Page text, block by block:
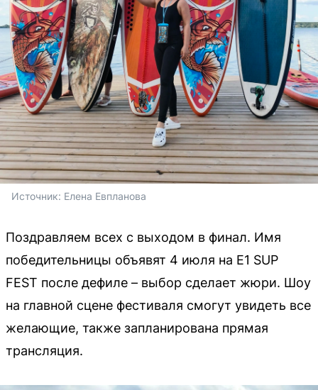
Источник: Елена Евпланова
Поздравляем всех с выходом в финал. Имя
победительницы объявят 4 июля на E1 SUP
FEST после дефиле – выбор сделает жюри. Шоу
на главной сцене фестиваля смогут увидеть все
желающие, также запланирована прямая
трансляция.